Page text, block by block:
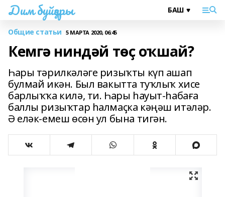
Дим буйҙары
Общие статьи 5 МАРТА 2020, 06:45
Кемгә ниндәй төҫ оҡшай?
Һары тәрилкәләге ризыҡты күп ашап
булмай икән. Был вакытта туҡлыҡ хисе
барлыҡҡа килә, ти. Һары һауыт-һабаға
баллы ризыҡтар һалмаҫка кәңәш итәләр.
Ә еләк-емеш өсөн ул бына тигән.